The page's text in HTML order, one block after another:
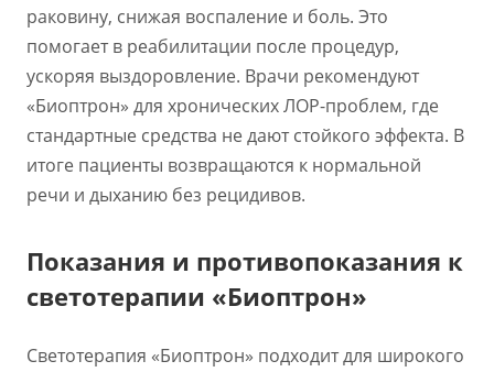
раковину, снижая воспаление и боль. Это
помогает в реабилитации после процедур,
ускоряя выздоровление. Врачи рекомендуют
«Биоптрон» для хронических ЛОР-проблем, где
стандартные средства не дают стойкого эффекта. В
итоге пациенты возвращаются к нормальной
речи и дыханию без рецидивов.
Показания и противопоказания к
светотерапии «Биоптрон»
Светотерапия «Биоптрон» подходит для широкого